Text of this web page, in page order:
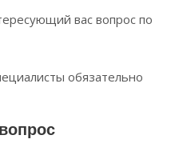
вас вопрос по
обязательно